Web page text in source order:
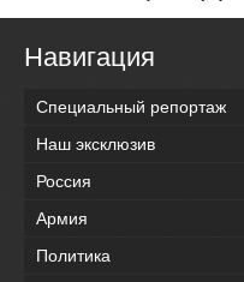
Навигация
Специальный репортаж
Наш эксклюзив
Россия
Армия
Политика